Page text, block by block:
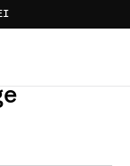
Lila Beige